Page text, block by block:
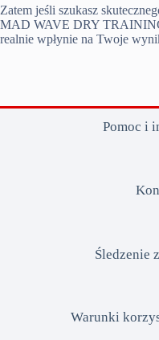
Zatem jeśli szukasz
MAD WAVE DRY
realnie wpłynie na Twoje
Pomoc i
Śledzenie
Warunki